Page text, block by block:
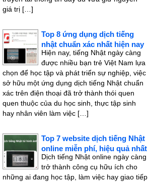
giá trị […]
Top 8 ứng dụng dịch tiếng
nhật chuẩn xác nhất hiện nay
Hiện nay, tiếng Nhật ngày càng
được nhiều bạn trẻ Việt Nam lựa
chọn để học tập và phát triển sự nghiệp, việc
sở hữu một ứng dụng dịch tiếng Nhật chuẩn
xác trên điện thoại đã trở thành thói quen
quen thuộc của du học sinh, thực tập sinh
hay nhân viên làm việc […]
Top 7 website dịch tiếng Nhật
online miễn phí, hiệu quả nhất
Dịch tiếng Nhật online ngày càng
trở thành công cụ hữu ích cho
những ai đang học tập, làm việc hay giao tiếp